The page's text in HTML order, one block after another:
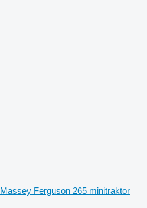
Massey Ferguson 265 minitraktor